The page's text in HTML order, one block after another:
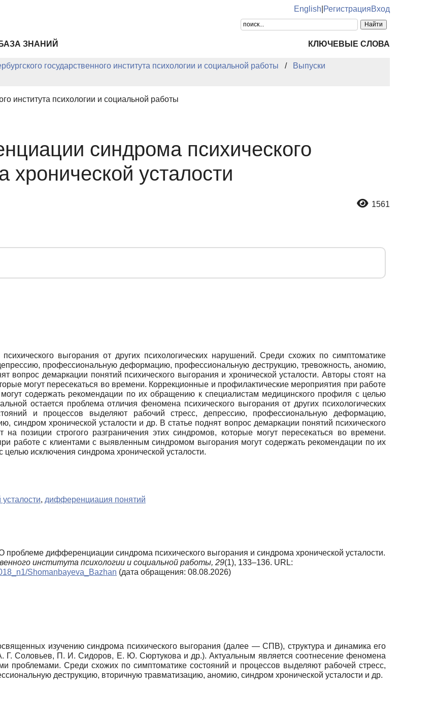
English РегистрацияВход
БАЗА ЗНАНИЙ КЛЮЧЕВЫЕ СЛОВА
государственного института психологии и социальной работы
Выпуски
института психологии и социальной работы
синдрома психического
усталости
1561
выгорания от других психологических нарушений. Среди схожих по симптоматике
профессиональную деформацию, профессиональную деструкцию, тревожность, аномию,
вопрос демаркации понятий психического выгорания и хронической усталости. Авторы стоят на
могут пересекаться во времени. Коррекционные и профилактические мероприятия при работе
содержать рекомендации по их обращению к специалистам медицинского профиля с целью
остается проблема отличия феномена психического выгорания от других психологических
и процессов выделяют рабочий стресс, депрессию, профессиональную деформацию,
синдром хронической усталости и др. В статье поднят вопрос демаркации понятий психического
позиции строгого разграничения этих синдромов, которые могут пересекаться во времени.
работе с клиентами с выявленным синдромом выгорания могут содержать рекомендации по их
исключения синдрома хронической усталости.
, дифференциация понятий
дифференциации синдрома психического выгорания и синдрома хронической усталости.
института психологии и социальной работы, 29(1), 133–136. URL:
Shomanbayeva_Bazhan (дата обращения: 08.08.2026)
изучению синдрома психического выгорания (далее — СПВ), структура и динамика его
Г. Соловьев, П. И. Сидоров, Е. Ю. Сюртукова и др.). Актуальным является соотнесение феномена
проблемами. Среди схожих по симптоматике состояний и процессов выделяют рабочей стресс,
деструкцию, вторичную травматизацию, аномию, синдром хронической усталости и др.